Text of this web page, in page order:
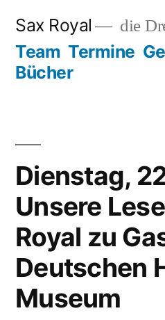
springen
Sax Royal die
Team Termine
Bücher
Dienstag,
Unsere
Royal zu
Deutschen
Museum